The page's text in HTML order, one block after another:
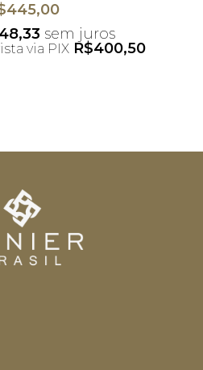
445,00
sem juros
via PIX R$400,50